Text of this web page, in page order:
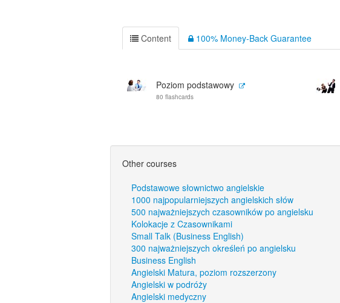
Content 100% Money-Back Guarantee
Poziom podstawowy
80 flashcards
Other courses
Podstawowe słownictwo angielskie
1000 najpopularniejszych angielskich słów
500 najważniejszych czasowników po angielsku
Kolokacje z Czasownikami
Small Talk (Business English)
300 najważniejszych określeń po angielsku
Business English
Angielski Matura, poziom rozszerzony
Angielski w podróży
Angielski medyczny